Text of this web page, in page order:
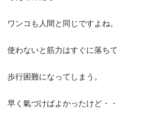
ワンコも人間と同じですよね。
使わないと筋力はすぐに落ちて
歩行困難になってしまう。
早く氣づけばよかったけど・・